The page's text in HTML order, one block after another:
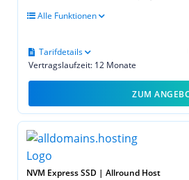
Alle Funktionen
Vertragslaufzeit: 12 Monate
Tarifdetails
ZUM
NVM Express SSD | Allround Host